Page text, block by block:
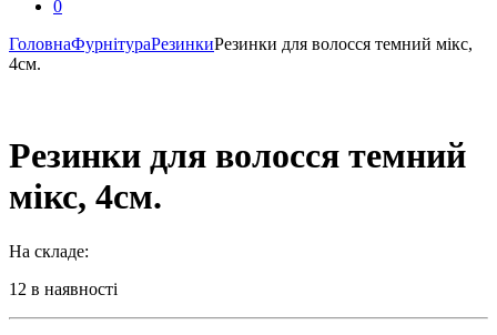
0
ГоловнаФурнітураРезинкиРезинки для волосся темний мікс,
4см.
Резинки для волосся темний
мікс, 4см.
На складе:
12 в наявності